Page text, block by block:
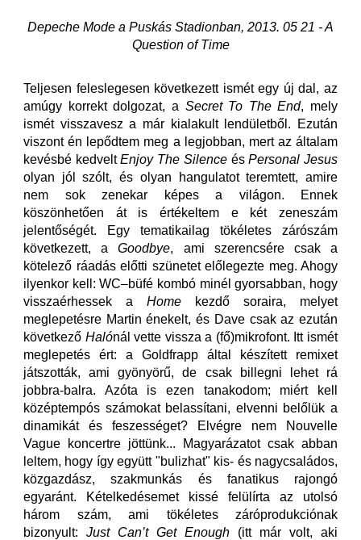
Depeche Mode a Puskás Stadionban, 2013. 05 21 - A
Question of Time
Teljesen feleslegesen következett ismét egy új dal, az
amúgy korrekt dolgozat, a Secret To The End, mely
ismét visszavesz a már kialakult lendületből. Ezután
viszont én lepődtem meg a legjobban, mert az általam
kevésbé kedveltEnjoy The SilenceésPersonal Jesus
olyan jól szólt, és olyan hangulatot teremtett, amire
nem sok zenekar képes a világon. Ennek
köszönhetően át is értékeltem e két zeneszám
jelentőségét. Egy tematikailag tökéletes zárószám
következett, aGoodbye, ami szerencsére csak a
kötelező ráadás előtti szünetet előlegezte meg. Ahogy
ilyenkor kell: WC–büfé kombó minél gyorsabban, hogy
visszaérhessek a Home kezdő soraira, melyet
meglepetésre Martin énekelt, és Dave csak az ezután
következő Halónál vette vissza a (fő)mikrofont. Itt ismét
meglepetés ért: a Goldfrapp által készített remixet
játszották, ami gyönyörű, de csak billegni lehet rá
jobbra-balra. Azóta is ezen tanakodom; miért kell
középtempós számokat belassítani, elvenni belőlük a
dinamikát és feszességet? Elvégre nem Nouvelle
Vague koncertre jöttünk... Magyarázatot csak abban
leltem, hogy így együtt "bulizhat" kis- és nagycsaládos,
közgazdász, szakmunkás és fanatikus rajongó
egyaránt. Kételkedésemet kissé felülírta az utolsó
három szám, ami tökéletes záróprodukciónak
bizonyult: Just Can’t Get Enough (itt már volt, aki